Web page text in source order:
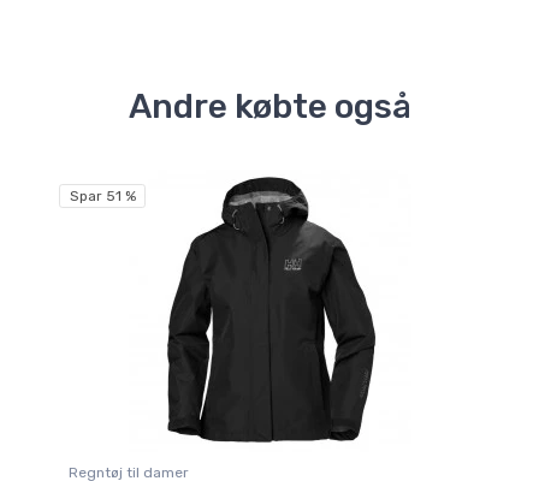
Andre købte også
Spar 51 %
Regntøj til damer